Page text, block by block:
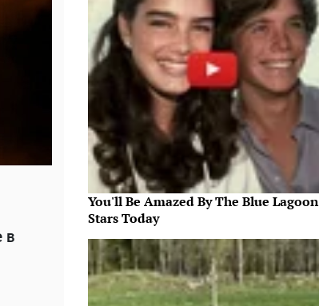
в
You'll Be Amazed By The Blue Lagoon
Stars Today